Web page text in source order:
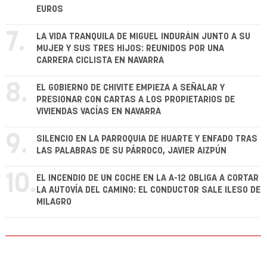
EUROS
7.
LA VIDA TRANQUILA DE MIGUEL INDURÁIN JUNTO A SU
MUJER Y SUS TRES HIJOS: REUNIDOS POR UNA
CARRERA CICLISTA EN NAVARRA
8.
EL GOBIERNO DE CHIVITE EMPIEZA A SEÑALAR Y
PRESIONAR CON CARTAS A LOS PROPIETARIOS DE
VIVIENDAS VACÍAS EN NAVARRA
9.
SILENCIO EN LA PARROQUIA DE HUARTE Y ENFADO TRAS
LAS PALABRAS DE SU PÁRROCO, JAVIER AIZPÚN
10. EL INCENDIO DE UN COCHE EN LA A-12 OBLIGA A CORTAR
LA AUTOVÍA DEL CAMINO: EL CONDUCTOR SALE ILESO DE
MILAGRO